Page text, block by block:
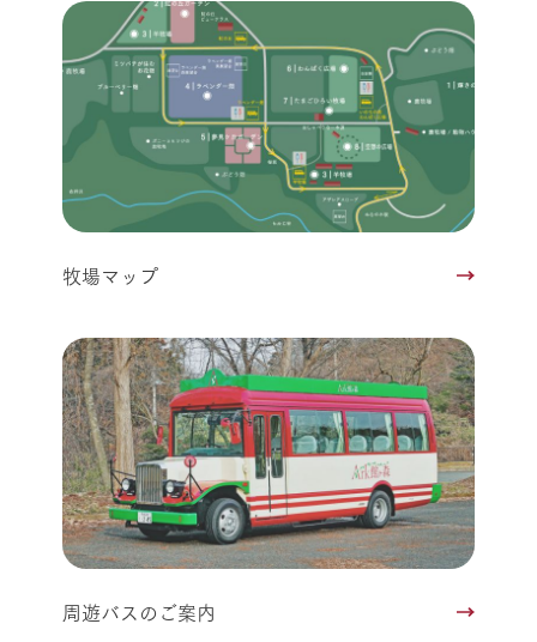
牧場マップ
周遊バスのご案内